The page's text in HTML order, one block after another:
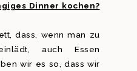
Dinner kochen?
dass, wenn man zu
auch Essen
wir es so, dass wir